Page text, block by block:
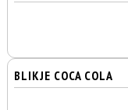
BLIKJE COCA COLA